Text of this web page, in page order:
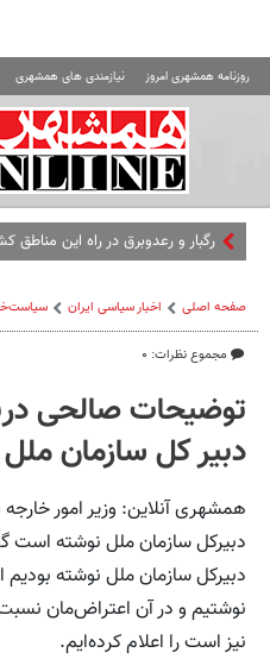
روزنامه همشهری امروز نیازمندی های همشهری
صفحه اصلی اخبار سیاسی ایران
مجموع نظرات: ۰
توضیحات صالحی
دبیر کل سازمان ملل
همشهری آنلاین: وزیر امور خارجه
دبیرکل سازمان ملل نوشته است
دبیرکل سازمان ملل نوشته بودیم
نوشتیم و در آن اعتراض‌مان
نیز است را اعلام کرده‌ایم.